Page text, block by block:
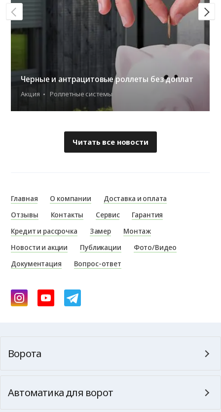
Черные и антрацитовые роллеты без доплат
Акция Роллетные системы
Читать все новости
Главная О компании
Доставка и оплата
Отзывы
Контакты Сервис
Гарантия
Кредит и рассрочка
Замер
Монтаж
Новости и акции
Публикации
Фото/Видео
Документация
Вопрос-ответ
Ворота
Автоматика для ворот